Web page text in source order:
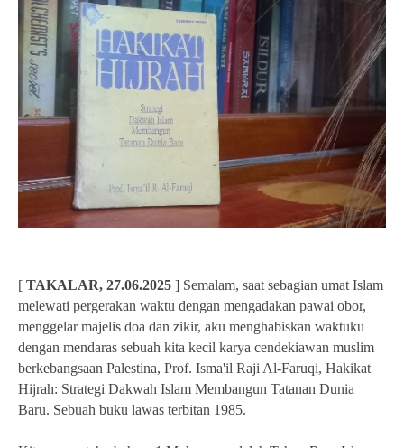
[ TAKALAR, 27.06.2025 ] Semalam, saat sebagian umat Islam
melewati pergerakan waktu dengan mengadakan pawai obor,
menggelar majelis doa dan zikir, aku menghabiskan waktuku
dengan mendaras sebuah kita kecil karya cendekiawan muslim
berkebangsaan Palestina, Prof. Isma'il Raji Al-Faruqi, Hakikat
Hijrah: Strategi Dakwah Islam Membangun Tatanan Dunia
Baru. Sebuah buku lawas terbitan 1985.